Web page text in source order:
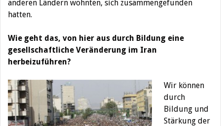
anderen Ländern wohnten, sich zusammengefunden
hatten.
Wie geht das, von hier aus durch Bildung eine
gesellschaftliche Veränderung im Iran
herbeizuführen?
Wir können
durch
Bildung und
Stärkung der